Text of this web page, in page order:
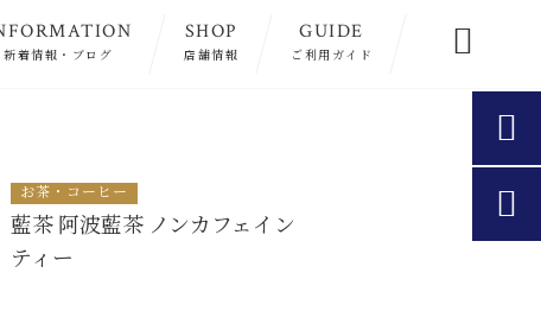
新着情報・ブログ
SHOP
店舗情報
GUIDE
ご利用ガイド 
お茶・コーヒー
藍茶 阿波藍茶 ノンカフェイン
ティー

